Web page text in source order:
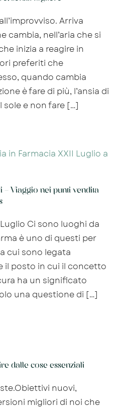
Arriva
cambia, nell’aria che si
inizia a reagire in
preferiti che
quando cambia
è fare di più, l’ansia di
sole e non fare […]
– Viaggio nei punti vendita
Luglio Ci sono luoghi da
è uno di questi per
cui sono legata
il posto in cui il concetto
ha un significato
una questione di […]
dalle cose essenziali
nuovi,
migliori di noi che